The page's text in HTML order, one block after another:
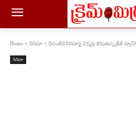
Home సినిమా చిరంజీవి సినిమాపై చెక్కర్లు కొడుతున్న క్రేజీ న్యూస్!
సినిమా